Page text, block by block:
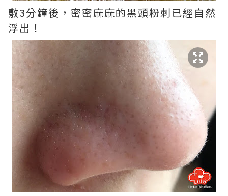
敷3分鐘後，密密麻麻的黑頭粉刺已經自然
浮出！